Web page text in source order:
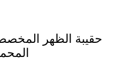
حقيبة الظهر